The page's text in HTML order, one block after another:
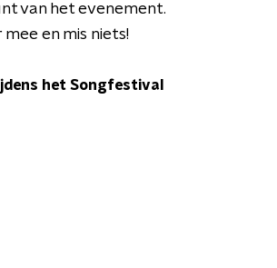
van het evenement.
en mis niets!
het Songfestival